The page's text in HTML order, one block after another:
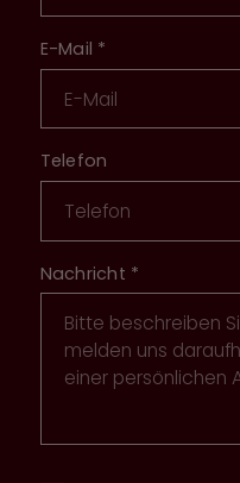
E-Mail *
Telefon
Nachricht *